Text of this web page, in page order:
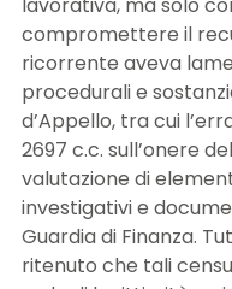
compromettere il
ricorrente aveva
procedurali e
d’Appello, tra cui
2697 c.c. sull’onere
valutazione di
investigativi e
Guardia di Finanza.
ritenuto che tali